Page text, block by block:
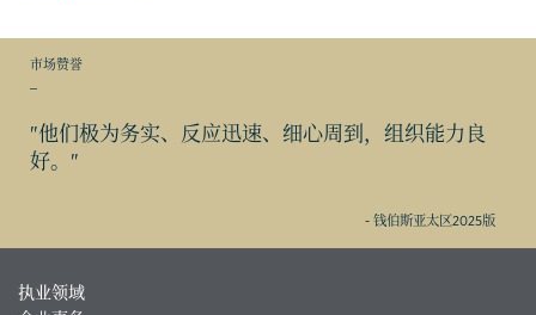
市场赞誉
"他们极为务实、反应迅速、细心周到，组织能力良
好。"
- 钱伯斯亚太区2025版
执业领域